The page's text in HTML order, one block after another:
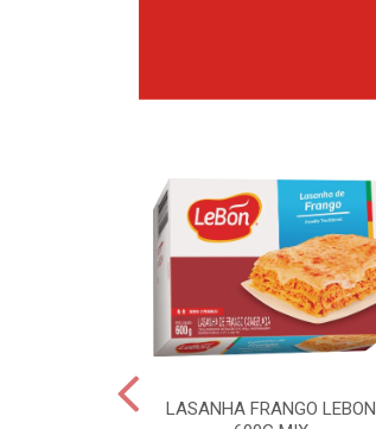
LASANHA FRANGO LEBON